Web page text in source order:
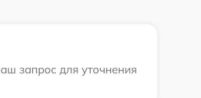
запрос для уточнения